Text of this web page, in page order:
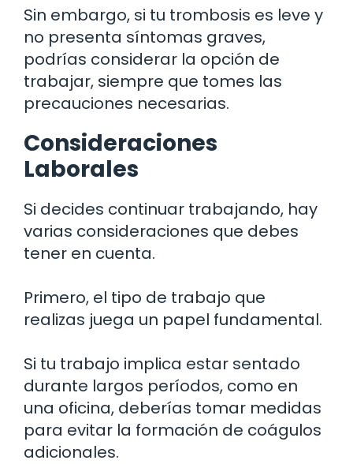
Sin embargo, si tu trombosis es leve y
no presenta síntomas graves,
podrías considerar la opción de
trabajar, siempre que tomes las
precauciones necesarias.
Consideraciones
Laborales
Si decides continuar trabajando, hay
varias consideraciones que debes
tener en cuenta.
Primero, el tipo de trabajo que
realizas juega un papel fundamental.
Si tu trabajo implica estar sentado
durante largos períodos, como en
una oficina, deberías tomar medidas
para evitar la formación de coágulos
adicionales.